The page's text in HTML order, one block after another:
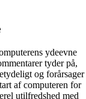
ydeevne
tyder på,
og forårsager
af computeren for
utilfredshed med